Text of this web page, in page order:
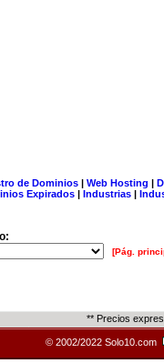
de Dominios| Web Hosting |
Expirados | Industrias |
[Pág.
** Precios
© 2002/2022 Solo10.com